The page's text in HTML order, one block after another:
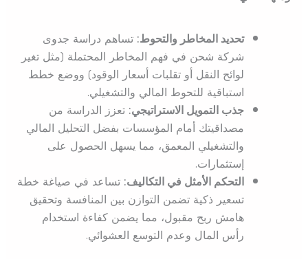
تحديد المخاطر والتحوط:تساهم دراسة جدوى
شركة شحن في فهم المخاطر المحتملة (مثل تغير
لوائح النقل أو تقلبات أسعار الوقود) ووضع خطط
استباقية للتحوط المالي والتشغيلي.
جذب التمويل الاستراتيجي:تعزز الدراسة من
مصداقيتك أمام المؤسسات بفضل التحليل المالي
والتشغيلي المعمق، مما يسهل الحصول على
إستثمارات.
التحكم الأمثل في التكاليف:تساعد في صياغة خطة
تسعير ذكية تضمن التوازن بين المنافسة وتحقيق
هامش ربح مقبول، مما يضمن كفاءة استخدام
رأس المال وعدم التوسع العشوائي.